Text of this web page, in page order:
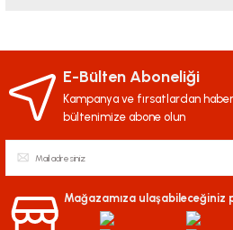
iletebilirsiniz.
Görüş ve önerileriniz için teşekkür ederiz.
Ürün açıklamasında eksik bilgiler bulunuyor.
Ürün fiyatı diğer sitelerden daha pahalı.
E-Bülten Aboneliği
Kampanya ve fırsatlardan
bültenimize abone olun
Mağazamıza ulaşabileceğiniz